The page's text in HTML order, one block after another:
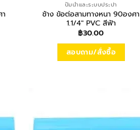
ปั้มน้ำและระบบประปา
ช้าง ข้อต่อสามทางหนา 90องศา
1.1/4″ PVC สีฟ้า
฿30.00
สอบถาม/สั่งซื้อ